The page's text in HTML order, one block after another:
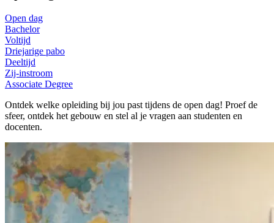
Open dag
Bachelor
Voltijd
Driejarige pabo
Deeltijd
Zij-instroom
Associate Degree
Ontdek welke opleiding bij jou past tijdens de open dag! Proef de
sfeer, ontdek het gebouw en stel al je vragen aan studenten en
docenten.